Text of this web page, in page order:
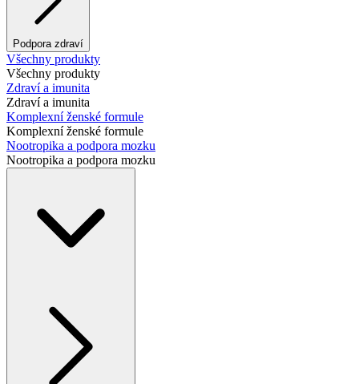
Podpora zdraví
Všechny produkty
Všechny produkty
Zdraví a imunita
Zdraví a imunita
Komplexní ženské formule
Komplexní ženské formule
Nootropika a podpora mozku
Nootropika a podpora mozku